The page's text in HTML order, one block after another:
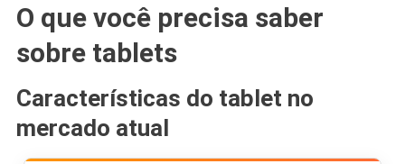
O que você precisa saber
sobre tablets
Características do tablet no
mercado atual